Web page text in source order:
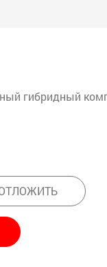
гибридный